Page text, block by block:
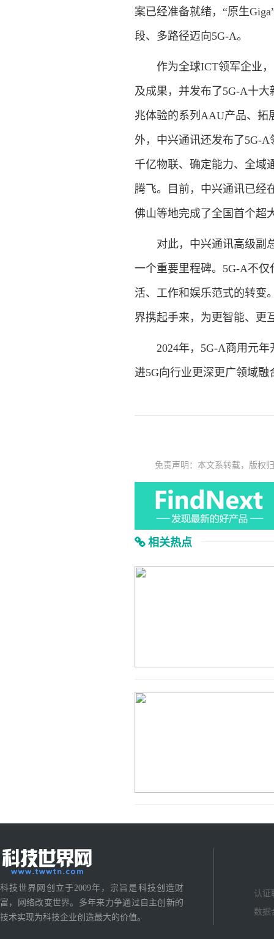
案已经准备就绪，“原生
段、多路径迈向5G-A。
作为全球ICT领军企业
及成果，并发布了5G-A十
兆体验的系列AAU产品、拓
外，中兴通讯还发布了5G-
千亿物联、确定能力、全域
腾飞。目前，中兴通讯已经
佛山等地完成了全国首个超
对此，中兴通讯高级副
一个重要里程碑。5G-A不
活、工作和娱乐范式的转变
界携起手来，为更智能、更
2024年，5G-A商用元
进5G向行业更深更广领域
免责声明：本文系转载，版权
相关热点
科技世界网创立于2009年，宗旨是科技创造财
富，网络改变世界。多年来力争通过自主创新的
技术实现为科技企业创造最大的价值。
认证
数据